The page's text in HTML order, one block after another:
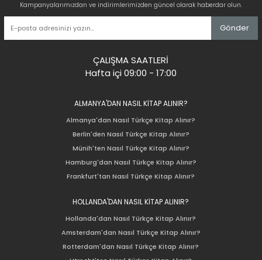
Kampanyalarımızdan ve indirimlerimizden güncel olarak haberdar olun.
Gönder
ÇALIŞMA SAATLERİ
Hafta içi 09:00 - 17:00
ALMANYA'DAN NASIL KİTAP ALINIR?
Almanya'dan Nasıl Türkçe Kitap Alınır?
Berlin'den Nasıl Türkçe Kitap Alınır?
Münih'ten Nasıl Türkçe Kitap Alınır?
Hamburg'dan Nasıl Türkçe Kitap Alınır?
Frankfurt'tan Nasıl Türkçe Kitap Alınır?
HOLLANDA'DAN NASIL KİTAP ALINIR?
Hollanda'dan Nasıl Türkçe Kitap Alınır?
Amsterdam'dan Nasıl Türkçe Kitap Alınır?
Rotterdam'dan Nasıl Türkçe Kitap Alınır?